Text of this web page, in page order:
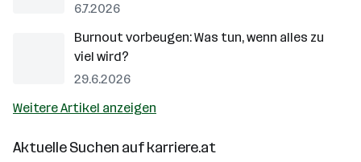
6.7.2026
Burnout vorbeugen: Was tun, wenn alles zu
viel wird?
29.6.2026
Weitere Artikel anzeigen
Aktuelle Suchen aufkarriere.at